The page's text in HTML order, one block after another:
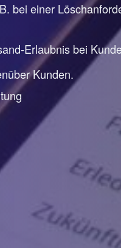
bei einer
Erlaubnis bei
Kunden.